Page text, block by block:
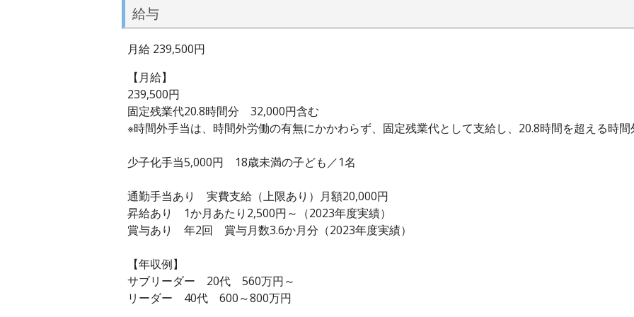
給与
月給 239,500円
【月給】
239,500円
固定残業代20.8時間分 32,000円含む
※時間外手当は、時間外労働の有無にかかわらず、固定残業代として支給し、20.8時間を超える時
少子化手当5,000円 18歳未満の子ども／1名
通勤手当あり 実費支給（上限あり）月額20,000円
昇給あり 1か月あたり2,500円～（2023年度実績）
賞与あり 年2回 賞与月数3.6か月分（2023年度実績）
【年収例】
サブリーダー 20代 560万円～
リーダー 40代 600～800万円